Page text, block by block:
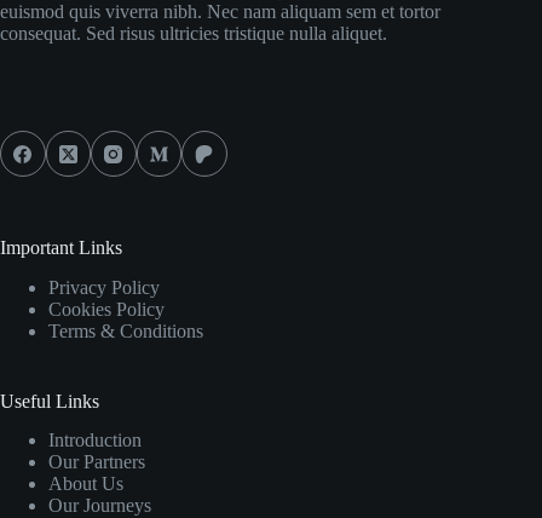
euismod quis viverra nibh. Nec nam aliquam sem et tortor
consequat. Sed risus ultricies tristique nulla aliquet.
Important Links
Privacy Policy
Cookies Policy
Terms & Conditions
Useful Links
Introduction
Our Partners
About Us
Our Journeys